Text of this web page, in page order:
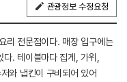
관광정보 수정요청
리 전문점이다. 매장 입구에는
. 테이블마다 집게, 가위,
와 냅킨이 구비되어 있어